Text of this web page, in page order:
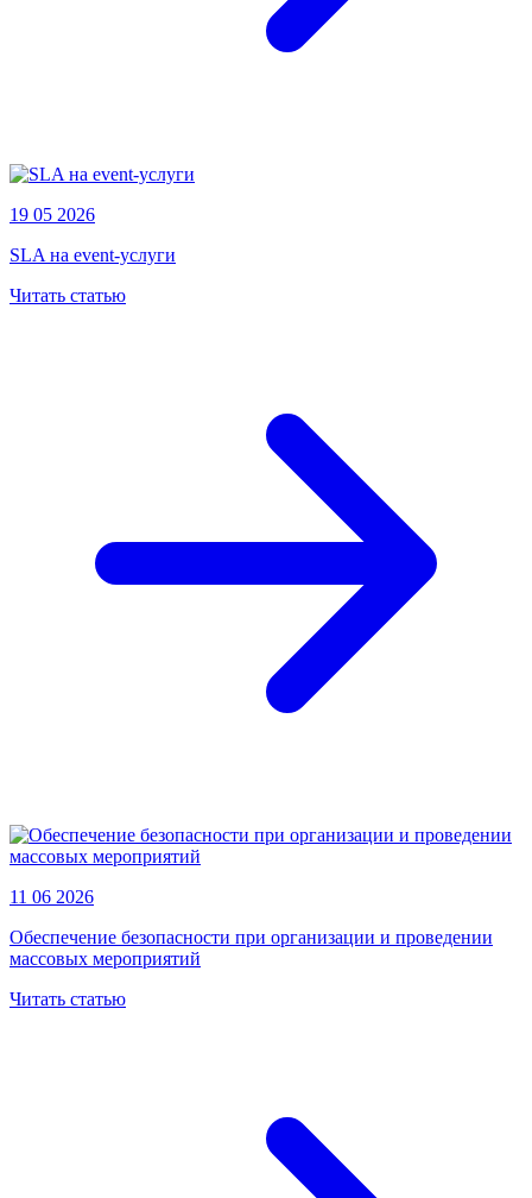
19 05 2026
SLA на event-услуги
Читать статью
11 06 2026
Обеспечение безопасности при организации и проведении
массовых мероприятий
Читать статью